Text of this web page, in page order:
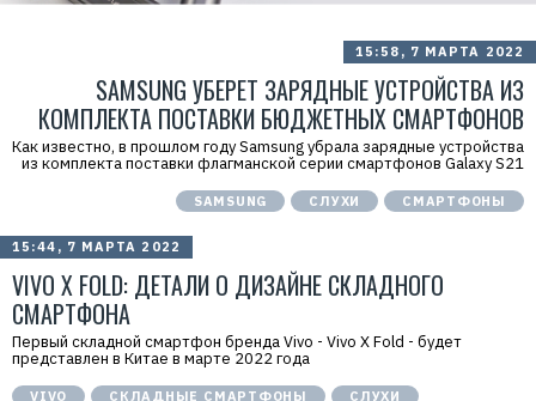
15:58, 7 МАРТА 2022
SAMSUNG УБЕРЕТ ЗАРЯДНЫЕ УСТРОЙСТВА ИЗ
КОМПЛЕКТА ПОСТАВКИ БЮДЖЕТНЫХ СМАРТФОНОВ
Как известно, в прошлом году Samsung убрала зарядные устройства
из комплекта поставки флагманской серии смартфонов Galaxy S21
SAMSUNG СЛУХИ СМАРТФОНЫ
15:44, 7 МАРТА 2022
VIVO X FOLD: ДЕТАЛИ О ДИЗАЙНЕ СКЛАДНОГО
СМАРТФОНА
Первый складной смартфон бренда Vivo - Vivo X Fold - будет
представлен в Китае в марте 2022 года
VIVO СКЛАДНЫЕ СМАРТФОНЫ СЛУХИ